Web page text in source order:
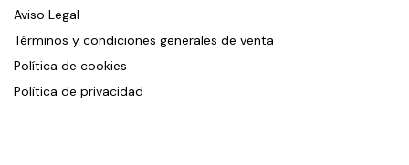
Aviso Legal
Términos y condiciones generales de venta
Política de cookies
Política de privacidad